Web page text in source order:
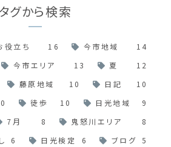
タグから検索
役立ち 16 今市地域
14
今市エリア 13 夏
12
藤原地域 10 日記
10
徒歩 10 日光地域
9
7月 8 鬼怒川エリア
8
6 日光検定 6 ブログ
5